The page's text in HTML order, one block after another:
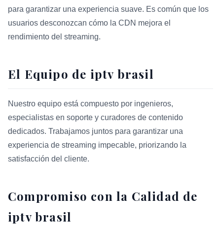
para garantizar una experiencia suave. Es común que los
usuarios desconozcan cómo la CDN mejora el
rendimiento del streaming.
El Equipo de iptv brasil
Nuestro equipo está compuesto por ingenieros,
especialistas en soporte y curadores de contenido
dedicados. Trabajamos juntos para garantizar una
experiencia de streaming impecable, priorizando la
satisfacción del cliente.
Compromiso con la Calidad de
iptv brasil